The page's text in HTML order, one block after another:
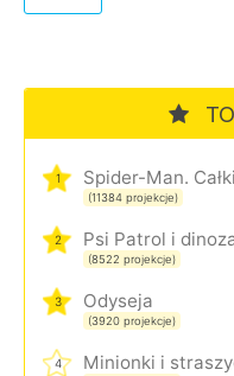
1
(11384 projekcje)
2 Psi Patrol i
(8522 projekcje)
3 Odyseja
(3920 projekcje)
4 Minionki i